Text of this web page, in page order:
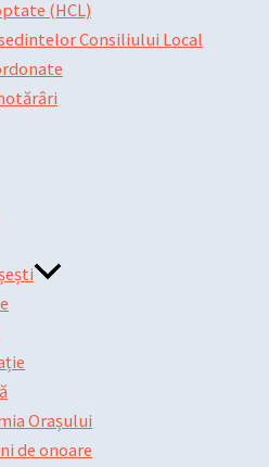
(HCL)
Consiliului Local
Orașului
de onoare